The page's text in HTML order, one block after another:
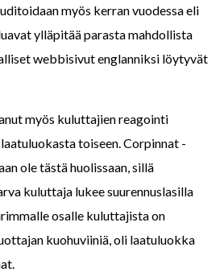
myös kerran vuodessa eli
ylläpitää parasta mahdollista
webbisivut englanniksi löytyvät
myös kuluttajien reagointi
toiseen. Corpinnat -
ole tästä huolissaan, sillä
kuluttaja lukee suurennuslasilla
osalle kuluttajista on
kuohuviiniä, oli laatuluokka